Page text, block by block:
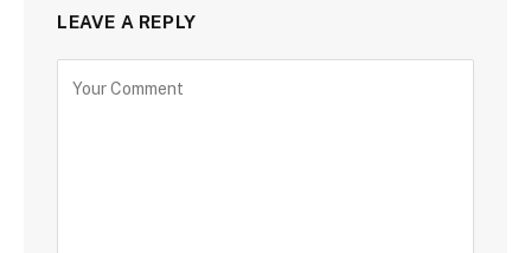
LEAVE A REPLY